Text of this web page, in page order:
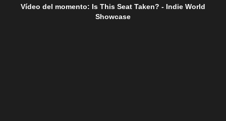
Vídeo del momento: Is This Seat Taken? - Indie World
Showcase